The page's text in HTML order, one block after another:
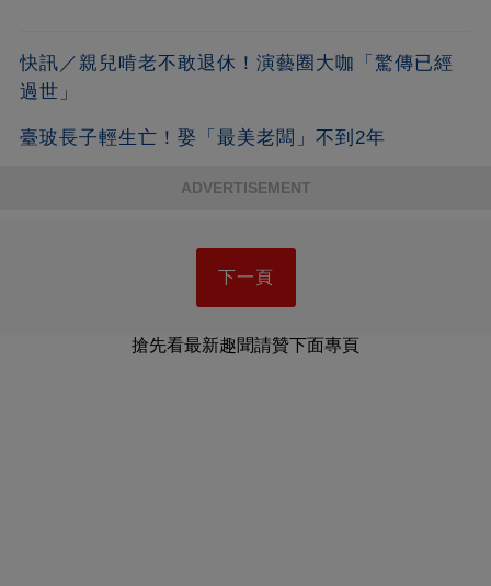
快訊／親兒啃老不敢退休！演藝圈大咖「驚傳已經
過世」
臺玻長子輕生亡！娶「最美老闆」不到2年
ADVERTISEMENT
下一頁
搶先看最新趣聞請贊下面專頁